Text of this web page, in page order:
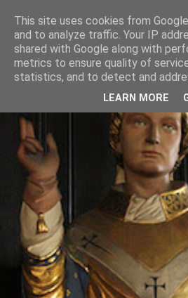
This site uses cookies from
and to analyze traffic. Your IP
shared with Google along with
metrics to ensure quality of
statistics, and to detect and
LEARN MORE